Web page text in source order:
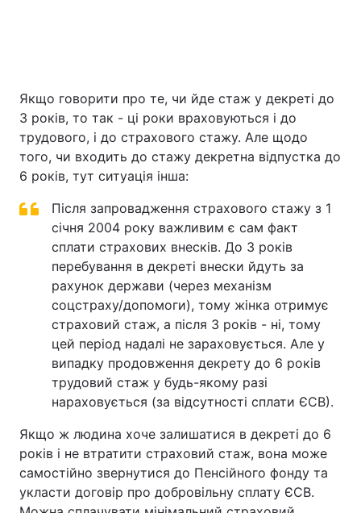
Якщо говорити про те, чи йде стаж у декреті до
3 років, то так - ці роки враховуються і до
трудового, і до страхового стажу. Але щодо
того, чи входить до стажу декретна відпустка до
6 років, тут ситуація інша:
Після запровадження страхового стажу з 1
січня 2004 року важливим є сам факт
сплати страхових внесків. До 3 років
перебування в декреті внески йдуть за
рахунок держави (через механізм
соцстраху/допомоги), тому жінка отримує
страховий стаж, а після 3 років - ні, тому
цей період надалі не зараховується. Але у
випадку продовження декрету до 6 років
трудовий стаж у будь-якому разі
нараховується (за відсутності сплати ЄСВ).
Якщо ж людина хоче залишатися в декреті до 6
років і не втратити страховий стаж, вона може
самостійно звернутися до Пенсійного фонду та
укласти договір про добровільну сплату ЄСВ.